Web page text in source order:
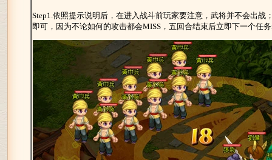
Step1.依照提示说明后，在进入战斗前玩家要注意，武将并不会出战
即可，因为不论如何的攻击都会MISS，五回合结束后立即下一个任